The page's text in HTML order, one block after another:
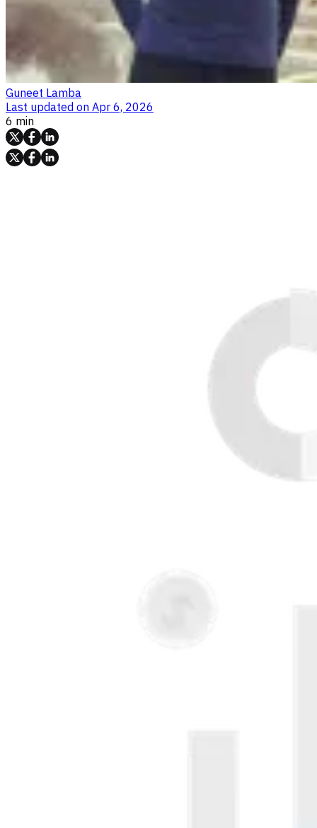
Guneet Lamba
Last updated on Apr 6, 2026
6 min